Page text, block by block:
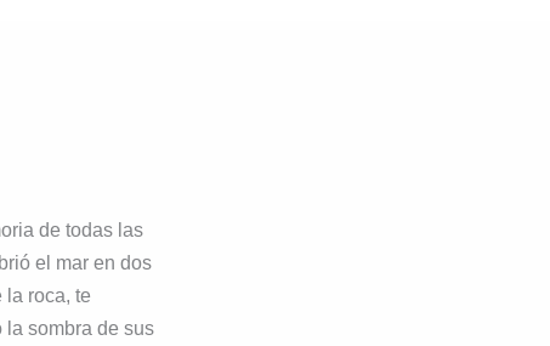
de todas las
el mar en dos
la roca, te
la sombra de sus